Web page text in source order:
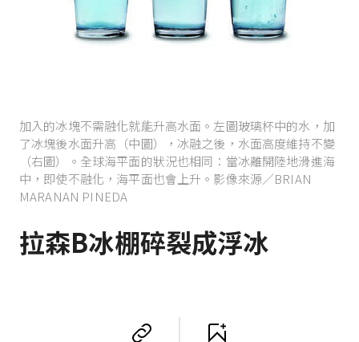
加入的冰塊不需融化就能升高水面。左圖玻璃杯中的水，加
了冰塊後水面升高（中圖），冰融之後，水面高度維持不變
（右圖）。全球海平面的狀況也相同：當冰離開陸地滑進海
中，即使不融化，海平面也會上升。影像來源／BRIAN
MARANAN PINEDA
拉森B冰棚碎裂成浮冰